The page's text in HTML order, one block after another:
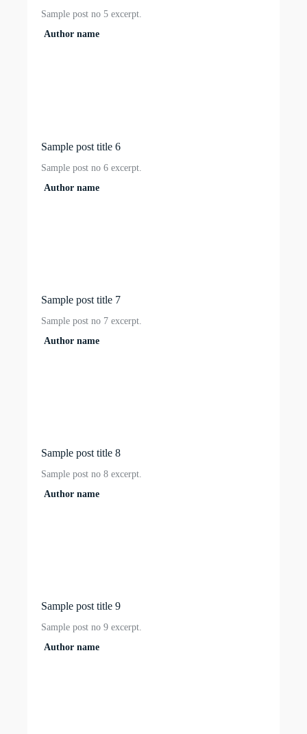
Sample post no 5 excerpt.
Author name
Sample post title 6
Sample post no 6 excerpt.
Author name
Sample post title 7
Sample post no 7 excerpt.
Author name
Sample post title 8
Sample post no 8 excerpt.
Author name
Sample post title 9
Sample post no 9 excerpt.
Author name